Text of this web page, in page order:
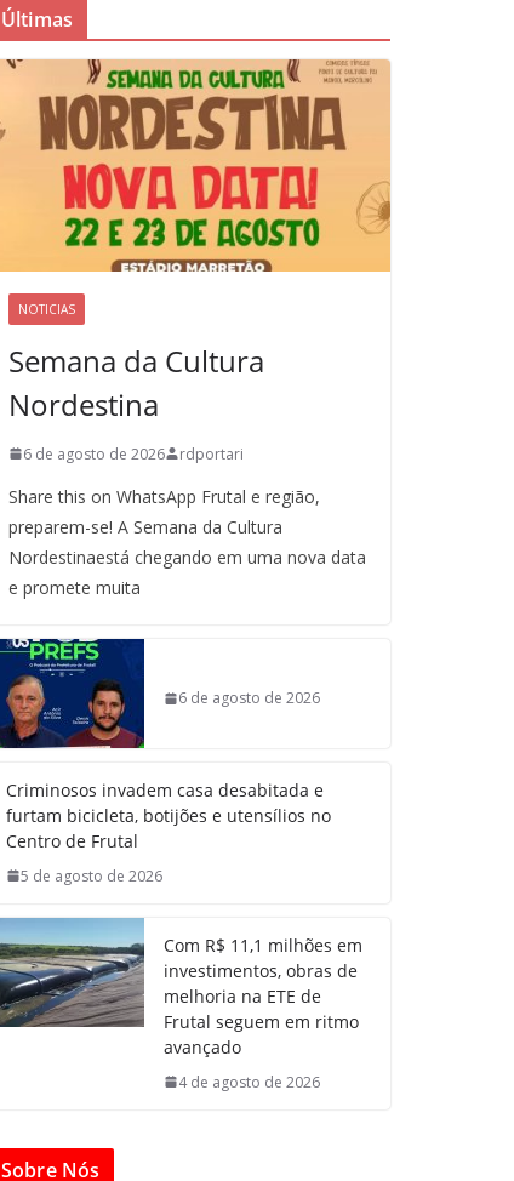
Últimas
NOTICIAS
Semana da Cultura
Nordestina
6 de agosto de 2026 rdportari
Share this on WhatsApp Frutal e região,
preparem-se! A Semana da Cultura
Nordestinaestá chegando em uma nova data
e promete muita
6 de agosto de 2026
Criminosos invadem casa desabitada e
furtam bicicleta, botijões e utensílios no
Centro de Frutal
5 de agosto de 2026
Com R$ 11,1 milhões em
investimentos, obras de
melhoria na ETE de
Frutal seguem em ritmo
avançado
4 de agosto de 2026
Sobre Nós